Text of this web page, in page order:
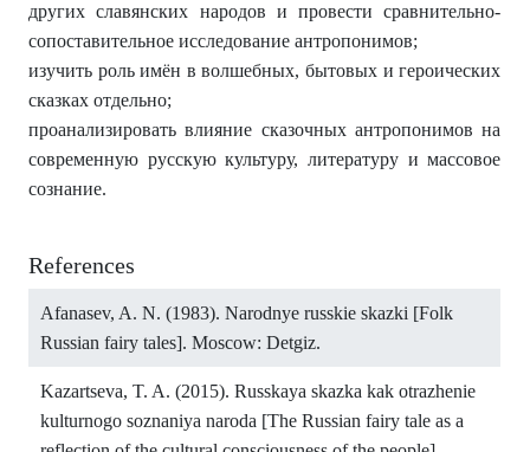
других славянских народов и провести сравнительно-
сопоставительное исследование антропонимов;
изучить роль имён в волшебных, бытовых и героических
сказках отдельно;
проанализировать влияние сказочных антропонимов на
современную русскую культуру, литературу и массовое
сознание.
References
Afanasev, A. N. (1983). Narodnye russkie skazki [Folk
Russian fairy tales]. Moscow: Detgiz.
Kazartseva, T. A. (2015). Russkaya skazka kak otrazhenie
kulturnogo soznaniya naroda [The Russian fairy tale as a